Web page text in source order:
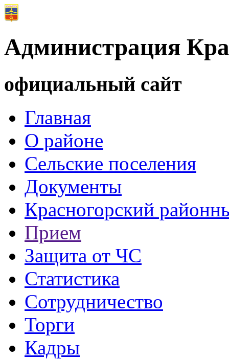
Администрация
официальный сайт
Главная
О районе
Сельские поселения
Документы
Красногорский
Прием
Защита от ЧС
Статистика
Сотрудничество
Торги
Кадры